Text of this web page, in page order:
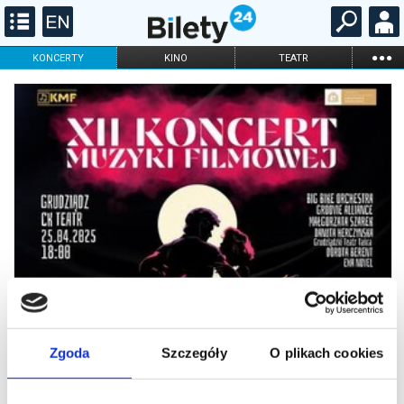
Zgoda Szczegóły O plikach cookies
KONCERTY KINO TEATR ...
FILHARMONIA OPERA I BALET
STAND-UP
DLA DZIECI
ONLINE KARNETY